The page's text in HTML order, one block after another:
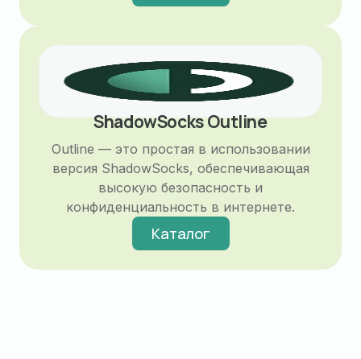
ShadowSocks Outline
Outline — это простая в использовании
версия ShadowSocks, обеспечивающая
высокую безопасность и
конфиденциальность в интернете.
Каталог